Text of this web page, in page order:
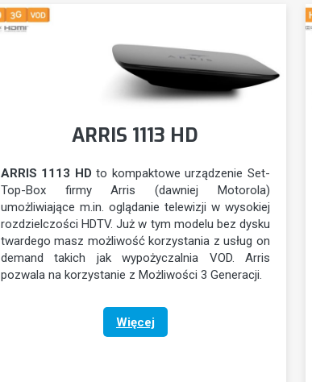
ARRIS 1113 HD
ARRIS 1113 HD to kompaktowe urządzenie Set-
Top-Box firmy Arris (dawniej Motorola)
umożliwiające m.in. oglądanie telewizji w wysokiej
rozdzielczości HDTV. Już w tym modelu bez dysku
twardego masz możliwość korzystania z usług on
demand takich jak wypożyczalnia VOD. Arris
pozwala na korzystanie z Możliwości 3 Generacji.
Więcej